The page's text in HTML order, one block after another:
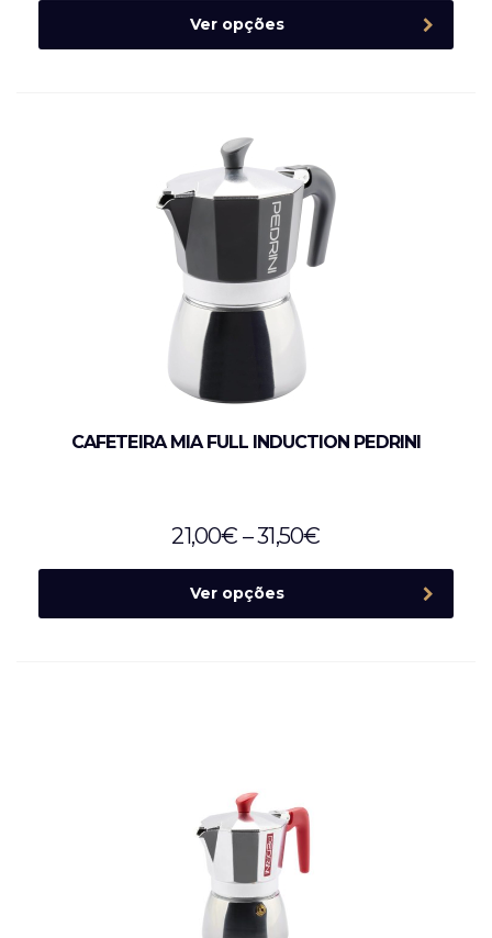
Ver opções
CAFETEIRA MIA FULL INDUCTION PEDRINI
21,00€ –31,50€
Ver opções